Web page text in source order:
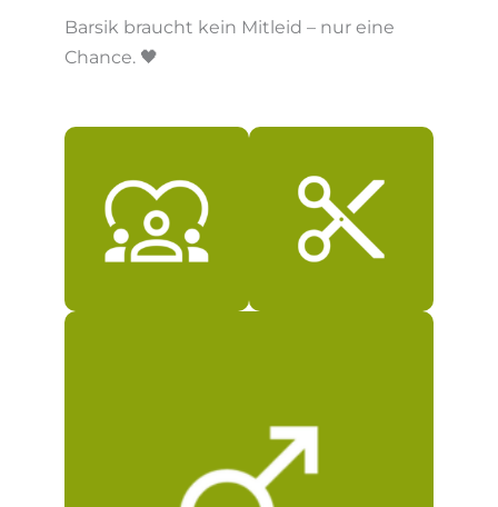
Barsik braucht kein Mitleid – nur eine
Chance. 🖤